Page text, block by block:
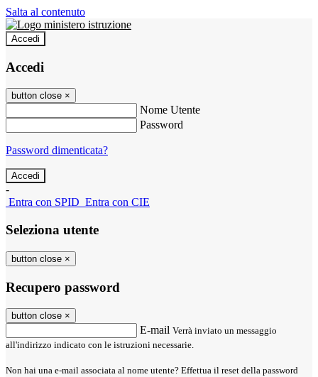
Salta al contenuto
Accedi
Accedi
button close ×
Nome Utente
Password
Password dimenticata?
-
Entra con SPID Entra con CIE
Seleziona utente
button close ×
Recupero password
button close ×
E-mail Verrà inviato un messaggio
all'indirizzo indicato con le istruzioni necessarie.
Non hai una e-mail associata al nome utente? Effettua il reset della password